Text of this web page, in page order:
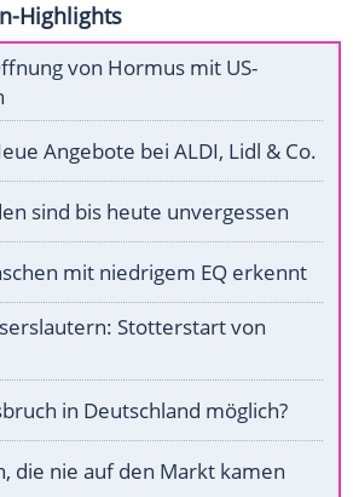
Highlights
von Hormus mit US-
Angebote bei ALDI, Lidl & Co.
sind bis heute unvergessen
mit niedrigem EQ erkennt
Stotterstart von
in Deutschland möglich?
die nie auf den Markt kamen